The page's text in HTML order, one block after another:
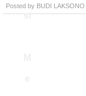
si
Posted by BUDI LAKSONO